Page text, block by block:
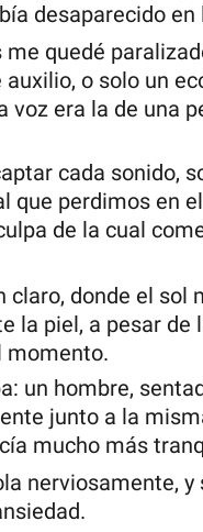
desaparecido en
me quedé
o solo un
voz era la de una
cada sonido,
que perdimos en
de la cual
claro, donde el sol
la piel, a pesar de
momento.
un hombre,
junto a la
mucho más
nerviosamente, y